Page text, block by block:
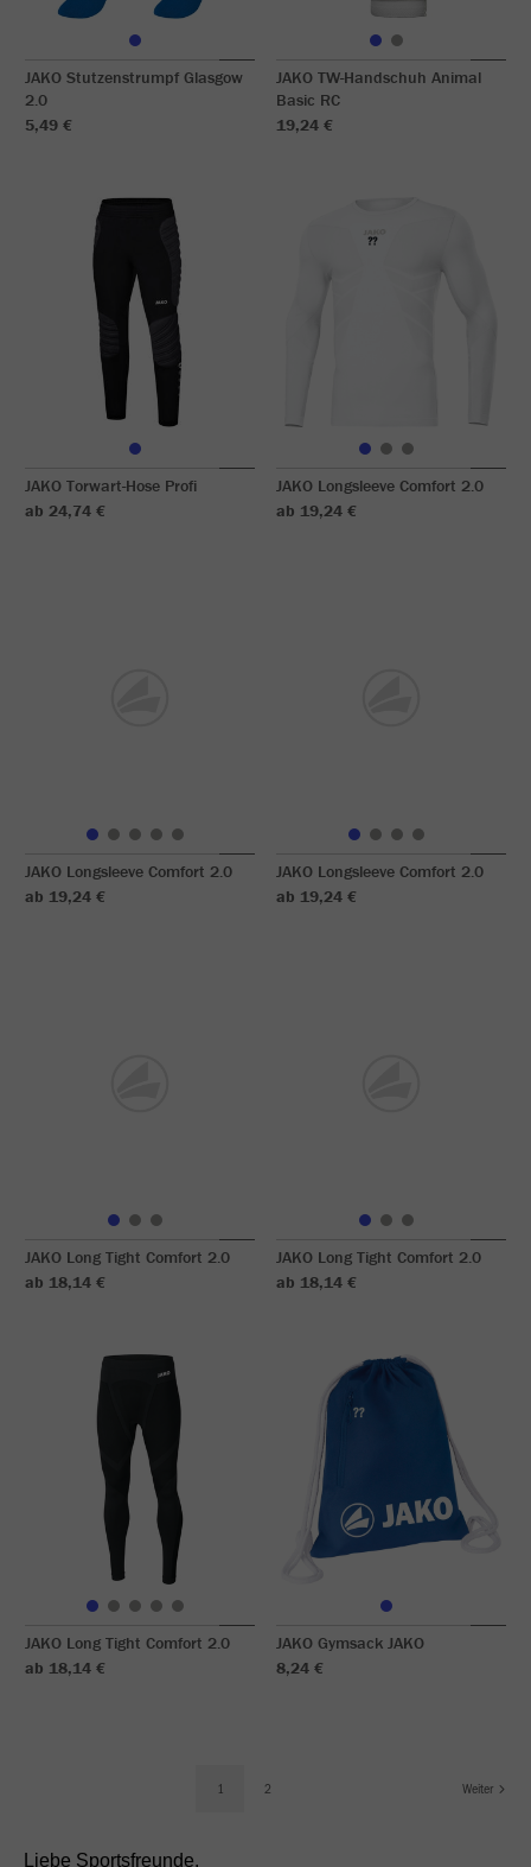
JAKO Stutzenstrumpf Glasgow
2.0
5,49 €
JAKO TW-Handschuh Animal
Basic RC
19,24 €
JAKO Torwart-Hose Profi
ab 24,74 €
JAKO Longsleeve Comfort 2.0
ab 19,24 €
JAKO Longsleeve Comfort 2.0
ab 19,24 €
JAKO Longsleeve Comfort 2.0
ab 19,24 €
JAKO Long Tight Comfort 2.0
ab 18,14 €
JAKO Long Tight Comfort 2.0
ab 18,14 €
JAKO Long Tight Comfort 2.0
ab 18,14 €
JAKO Gymsack JAKO
8,24 €
1 2 Weiter
Liebe Sportsfreunde,